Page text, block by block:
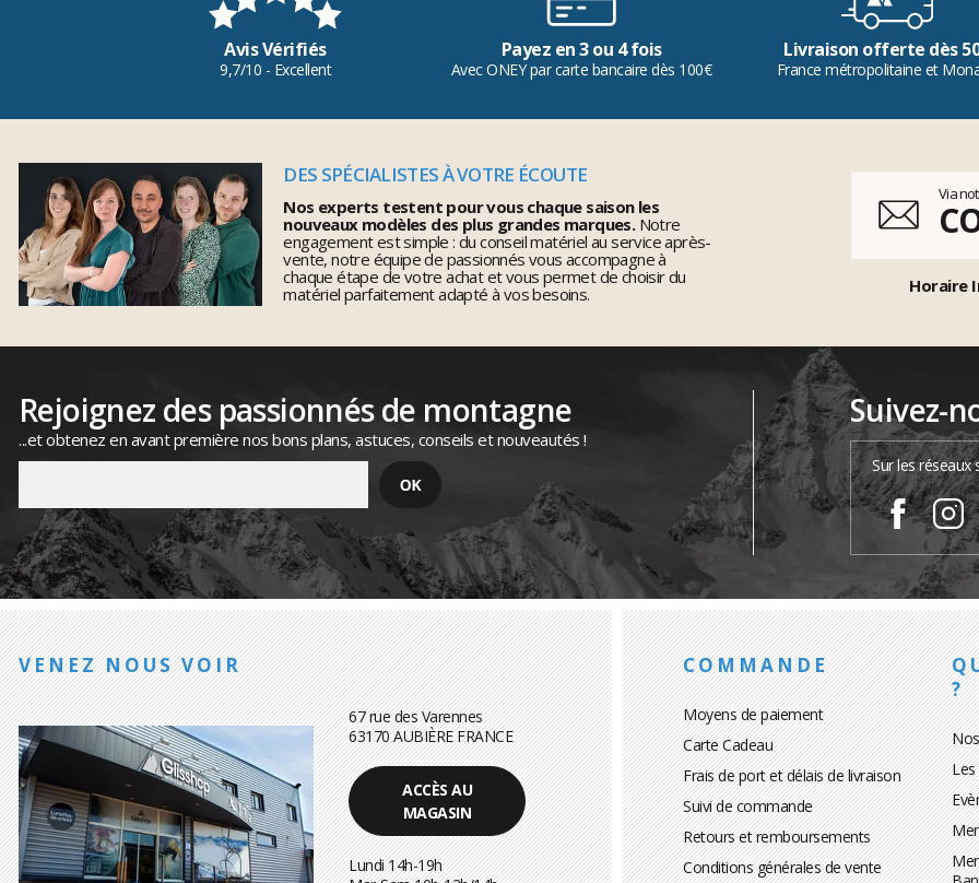
Avis Vérifiés
9,7/10 - Excellent
Payez en 3 ou 4 fois
Avec ONEY par carte bancaire dès 100€
Livraison offerte dès
France métropolitaine et
DES SPÉCIALISTES À VOTRE ÉCOUTE
Nos experts testent pour vous chaque saison les
nouveaux modèles des plus grandes marques.Notre
engagement est simple : du conseil matériel au service après-
vente, notre équipe de passionnés vous accompagne à
chaque étape de votre achat et vous permet de choisir du
matériel parfaitement adapté à vos besoins.
Via
Horaire
Rejoignez des passionnés de montagne
...et obtenez en avant première nos bons plans, astuces, conseils et nouveautés !
Suivez-
Sur les réseaux
VENEZ NOUS VOIR
67 rue des Varennes
63170 AUBIÈRE FRANCE
ACCÈS AU
MAGASIN
Lundi 14h-19h
COMMANDE
Moyens de paiement
Carte Cadeau
Frais de port et délais de livraison
Suivi de commande
Retours et remboursements
Conditions générales de vente
?